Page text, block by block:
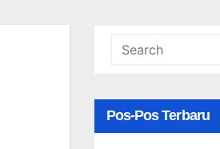
Pos-Pos Terbaru